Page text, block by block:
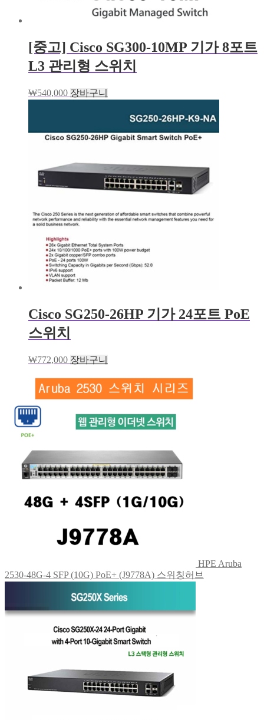
[중고] Cisco SG300-10MP 기가 8포트
L3 관리형 스위치
₩540,000 장바구니
Cisco SG250-26HP 기가 24포트 PoE
스위치
₩772,000 장바구니
HPE Aruba
2530-48G-4 SFP (10G) PoE+ (J9778A) 스위칭허브